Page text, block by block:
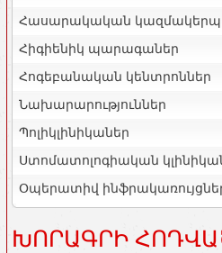
Հասարակական
Հիգիենիկ պարագաներ
Հոգեբանական կենտրոններ
Նախարարություններ
Պոլիկլինիկաներ
Ստոմատոլոգիական
Օպերատիվ
ԽՈՐԱԳՐԻ